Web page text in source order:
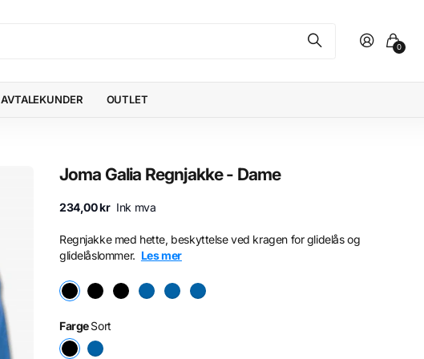
0
AVTALEKUNDER OUTLET
Joma Galia Regnjakke - Dame
234,00 kr Ink mva
Regnjakke med hette, beskyttelse ved kragen for glidelås og
glidelåslommer. Les mer
FargeSort